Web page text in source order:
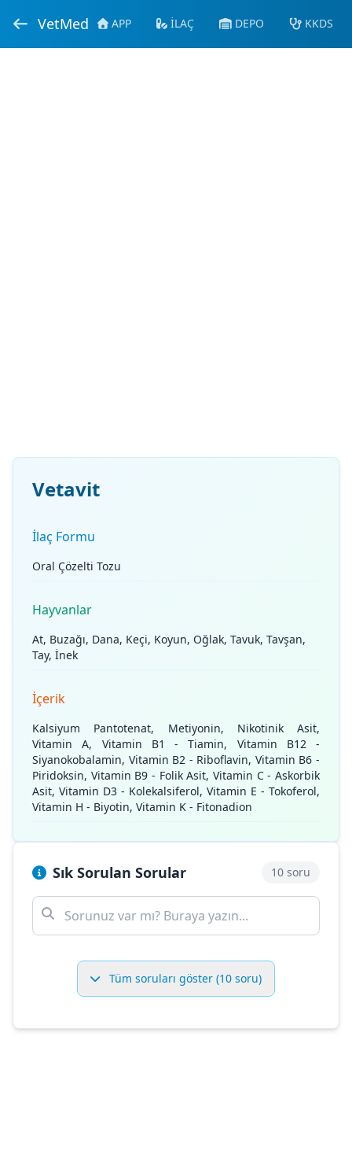
VetMed APP İLAÇ DEPO KKDS
Vetavit
İlaç Formu
Oral Çözelti Tozu
Hayvanlar
At, Buzağı, Dana, Keçi, Koyun, Oğlak, Tavuk, Tavşan,
Tay, İnek
İçerik
Kalsiyum Pantotenat, Metiyonin, Nikotinik Asit,
Vitamin A, Vitamin B1 - Tiamin, Vitamin B12 -
Siyanokobalamin, Vitamin B2 - Riboflavin, Vitamin B6 -
Piridoksin, Vitamin B9 - Folik Asit, Vitamin C - Askorbik
Asit, Vitamin D3 - Kolekalsiferol, Vitamin E - Tokoferol,
Vitamin H - Biyotin, Vitamin K - Fitonadion
Sık Sorulan Sorular 10 soru
Tüm soruları göster (10 soru)